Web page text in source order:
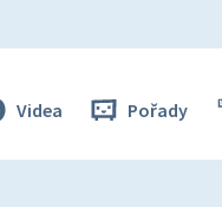
Videa Pořady